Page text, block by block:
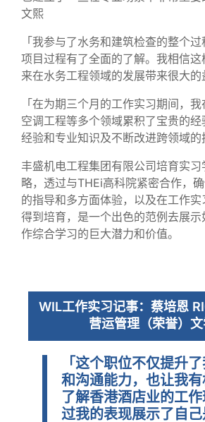
文熙
「我参与了水务和建筑检查的整个
项目过程有了全面的了解。我相信
来在水务工程领域的发展带来很大
「在为期三个月的工作实习期间，
空调工程等多个领域累积了宝贵的
经验和专业知识及不断改进跨领域
丰盛机电工程集团有限公司培育实
略，透过与THEi高科院紧密合作，
的指导和多方面体验，以及在工作
得到培育，是一个出色的范例去展
作综合学习的巨大潜力和价值。
WIL工作实习记事：蔡培恩
营运管理（荣誉）文
「这个职位不仅提升
和沟通能力，也让我
了解香港酒店业的工
过我的表现展示了自